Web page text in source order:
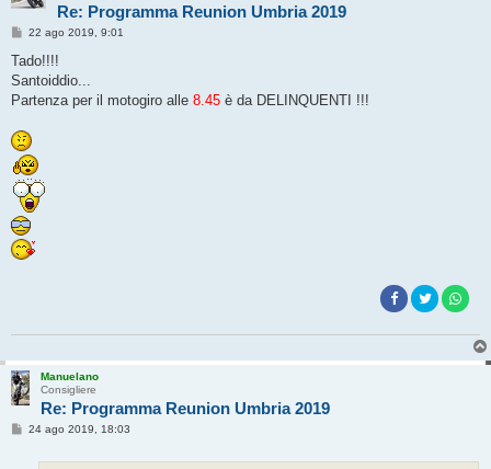
Re: Programma Reunion Umbria 2019
M
s
a
g
o
22 ago 2019, 9:01
Tado!!!!
Santoiddio...
Partenza per il motogiro alle 8.45 è da DELINQUENTI !!!
Manuelano
Consigliere
Re: Programma Reunion Umbria 2019
M24 ago 2019, 18:03